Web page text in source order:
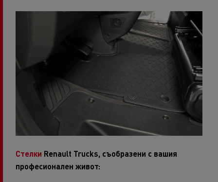
Стелки Renault Trucks, съобразени с вашия
професионален живот: